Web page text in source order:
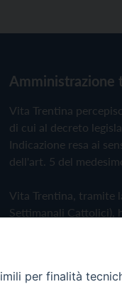
Amministrazione
Vita Trentina
di cui al decreto
Indicazione resa ai
dell'art. 5 del
Vita Trentina, tramite
Settimanali Cattolici),
Privacy Policy
per finalità